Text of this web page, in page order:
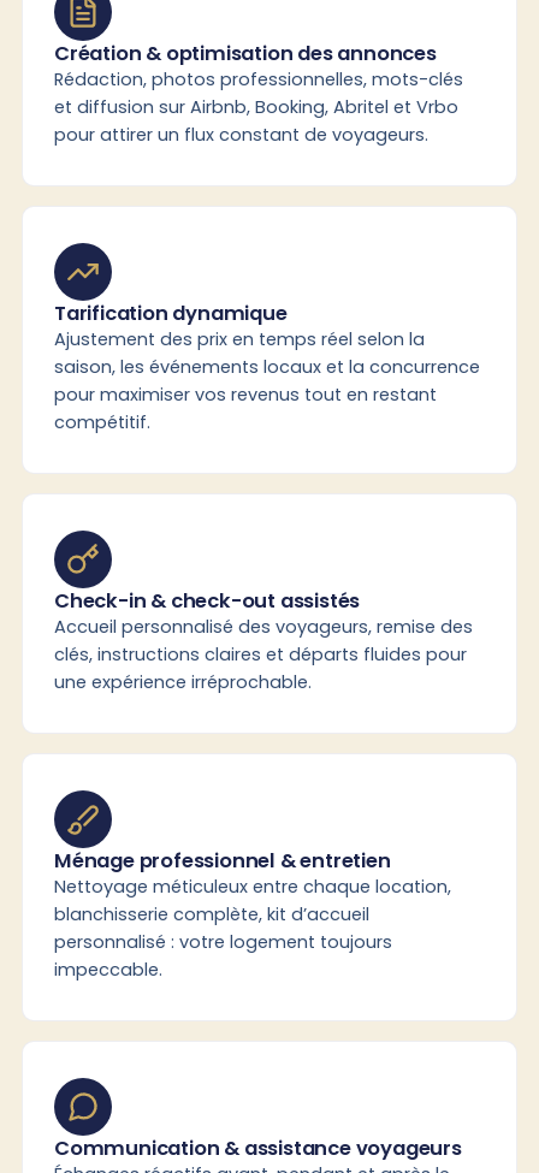
Création & optimisation des annonces
Rédaction, photos professionnelles, mots-clés
et diffusion sur Airbnb, Booking, Abritel et Vrbo
pour attirer un flux constant de voyageurs.
Tarification dynamique
Ajustement des prix en temps réel selon la
saison, les événements locaux et la concurrence
pour maximiser vos revenus tout en restant
compétitif.
Check-in & check-out assistés
Accueil personnalisé des voyageurs, remise des
clés, instructions claires et départs fluides pour
une expérience irréprochable.
Ménage professionnel & entretien
Nettoyage méticuleux entre chaque location,
blanchisserie complète, kit d’accueil
personnalisé : votre logement toujours
impeccable.
Communication & assistance voyageurs